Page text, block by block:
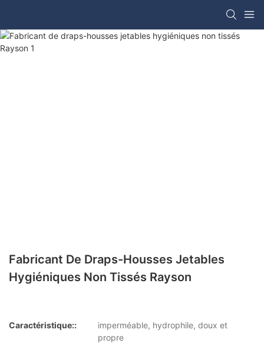
Fabricant De Draps-Housses Jetables
Hygiéniques Non Tissés Rayson
Caractéristique::
imperméable, hydrophile, doux et
propre